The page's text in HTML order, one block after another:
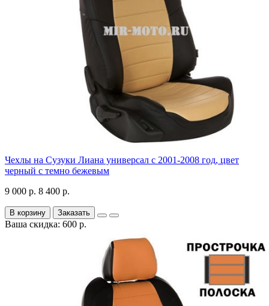
Чехлы на Сузуки Лиана универсал с 2001-2008 год, цвет
черный с темно бежевым
9 000 р. 8 400 р.
В корзину Заказать
Ваша скидка: 600 р.